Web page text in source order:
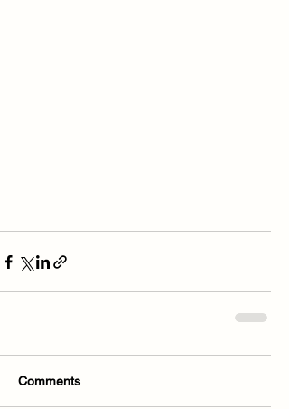
Comments